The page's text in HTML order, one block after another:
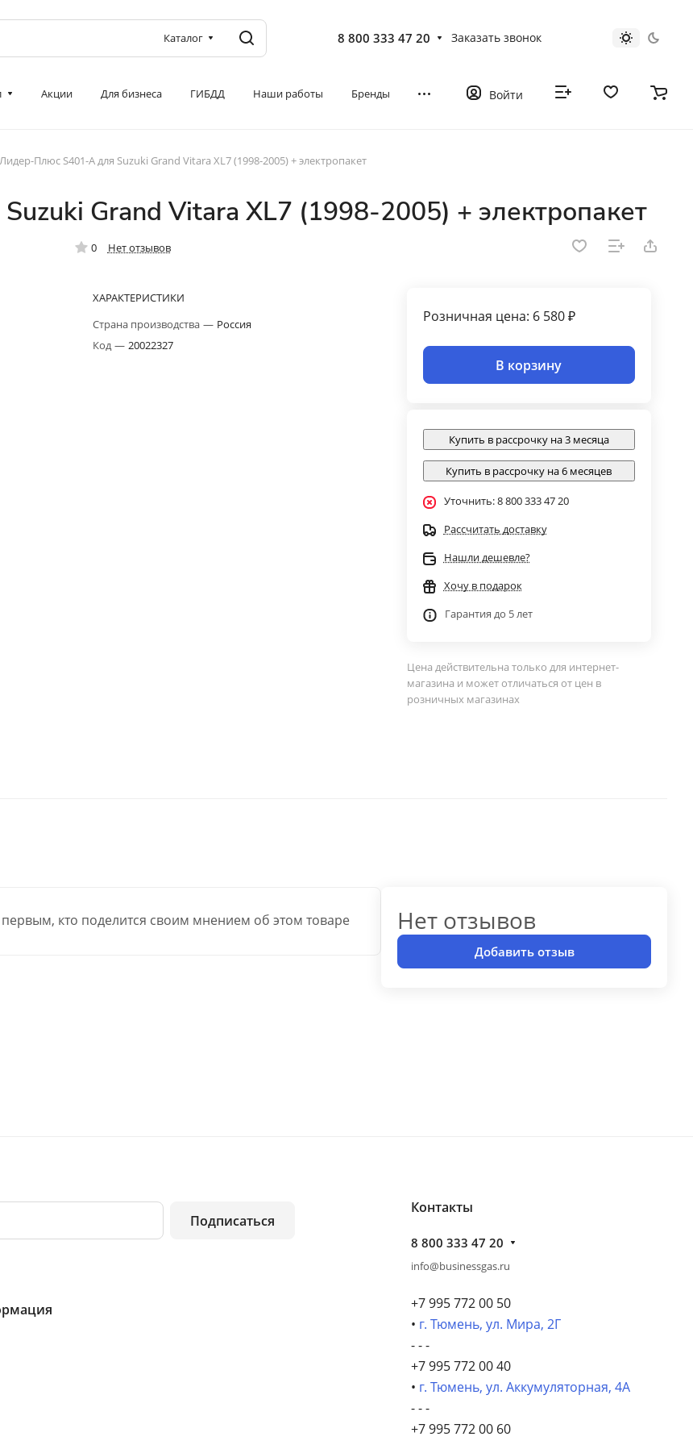
Каталог 8 800 333 47 20 Заказать звонок
Акции Для бизнеса ГИБДД Наши работы Бренды Войти
Плюс S401-A для Suzuki Grand Vitara XL7 (1998-2005) + электропакет
Grand Vitara XL7 (1998-2005) + электропакет
0 Нет отзывов
ХАРАКТЕРИСТИКИ
Страна производства — Россия
Код— 20022327
Розничная цена: 6 580 ₽
В корзину
Купить в рассрочку на 3 месяца
Купить в рассрочку на 6 месяцев
Уточнить: 8 800 333 47 20
Рассчитать доставку
Нашли дешевле?
Хочу в подарок
Гарантия до 5 лет
Цена действительна только для интернет-
магазина и может отличаться от цен в
розничных магазинах
кто поделится своим мнением об этом товаре Нет отзывов
Добавить отзыв
Подписаться
Контакты
8 800 333 47 20
info@businessgas.ru
+7 995 772 00 50
• г. Тюмень, ул. Мира, 2Г
- - -
+7 995 772 00 40
• г. Тюмень, ул. Аккумуляторная, 4А
- - -
+7 995 772 00 60